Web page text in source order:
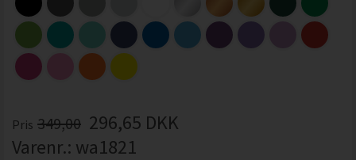
Pris 349,00 296,65 DKK
Varenr.: wa1821